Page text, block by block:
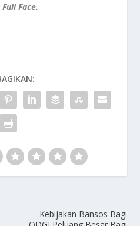
Face.
Kebijakan Bansos Bagi